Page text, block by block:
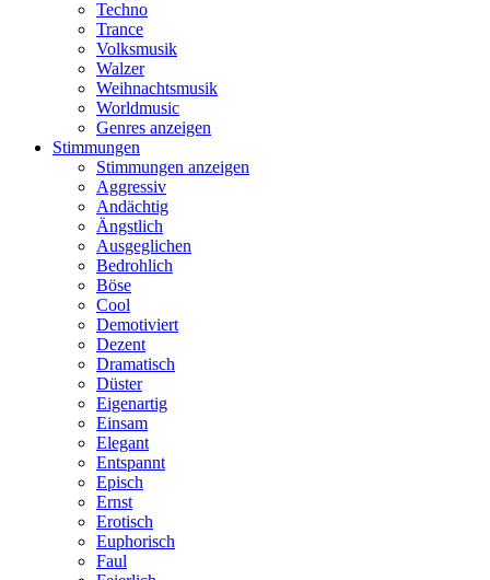
Techno
Trance
Volksmusik
Walzer
Weihnachtsmusik
Worldmusic
Genres anzeigen
Stimmungen
Stimmungen anzeigen
Aggressiv
Andächtig
Ängstlich
Ausgeglichen
Bedrohlich
Böse
Cool
Demotiviert
Dezent
Dramatisch
Düster
Eigenartig
Einsam
Elegant
Entspannt
Episch
Ernst
Erotisch
Euphorisch
Faul